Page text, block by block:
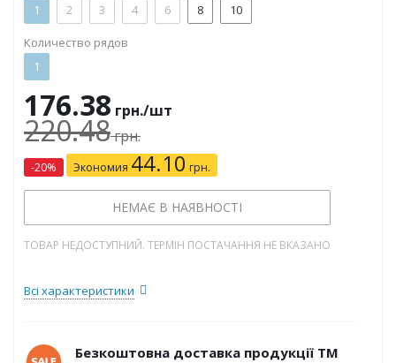
1
2 3 4 6 8 10
Количество рядов
1
176.38 грн./шт
220.48грн.
-20% Экономия 44.10 грн.
НЕМАЄ В НАЯВНОСТІ
ТОВАР НЕДОСТУПНИЙ. ТЕРМІН ПОСТАЧАННЯ НЕ ВКАЗАНО
Всі характеристики
Безкоштовна доставка продукції ТМ